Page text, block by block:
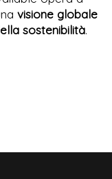
visione globale
sostenibilità.